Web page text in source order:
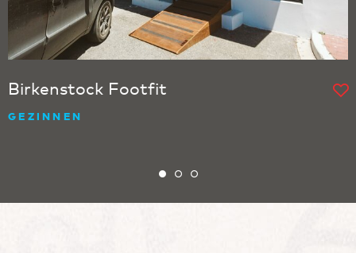
Birkenstock Footfit
GEZINNEN